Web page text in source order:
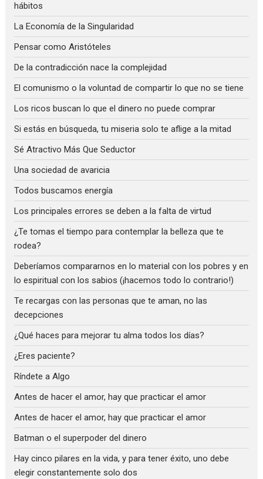
hábitos
La Economía de la Singularidad
Pensar como Aristóteles
De la contradicción nace la complejidad
El comunismo o la voluntad de compartir lo que no se tiene
Los ricos buscan lo que el dinero no puede comprar
Si estás en búsqueda, tu miseria solo te aflige a la mitad
Sé Atractivo Más Que Seductor
Una sociedad de avaricia
Todos buscamos energía
Los principales errores se deben a la falta de virtud
¿Te tomas el tiempo para contemplar la belleza que te
rodea?
Deberíamos compararnos en lo material con los pobres y en
lo espiritual con los sabios (¡hacemos todo lo contrario!)
Te recargas con las personas que te aman, no las
decepciones
¿Qué haces para mejorar tu alma todos los días?
¿Eres paciente?
Ríndete a Algo
Antes de hacer el amor, hay que practicar el amor
Antes de hacer el amor, hay que practicar el amor
Batman o el superpoder del dinero
Hay cinco pilares en la vida, y para tener éxito, uno debe
elegir constantemente solo dos